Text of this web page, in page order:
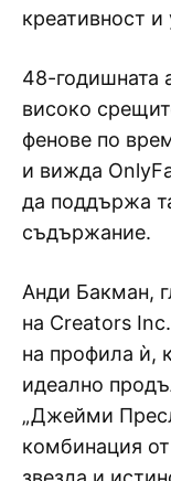
креативност и
48-годишната
високо
фенове по
и вижда
да поддържа
съдържание.
Анди Бакман,
на Creators
на профила ѝ,
идеално
„Джейми
комбинация